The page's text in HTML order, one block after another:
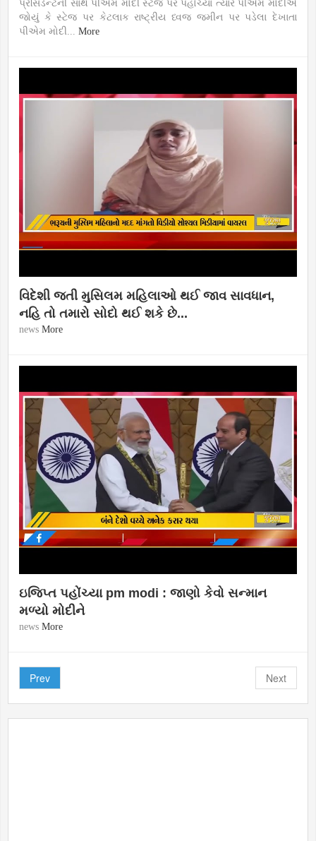
પ્રેસિડેન્ટની સાથે પીએમ મોદી સ્ટેજ પર પહોંચ્યા ત્યારે પીએમ મોદીએ
જોયું કે સ્ટેજ પર કેટલાક રાષ્ટ્રીય ધ્વજ જમીન પર પડેલા દેખાતા
પીએમ મોદી... More
વિદેશી જતી મુસિલમ મહિલાઓ થઈ જાવ સાવધાન,
નહિ તો તમારો સોદો થઈ શકે છે...
news More
ઇજિપ્ત પહોંચ્યા pm modi : જાણો કેવો સન્માન
મળ્યો મોદીને
news More
Next
Prev